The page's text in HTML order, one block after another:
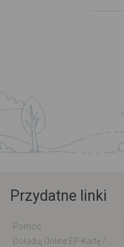
Przydatne linki
Pomoc